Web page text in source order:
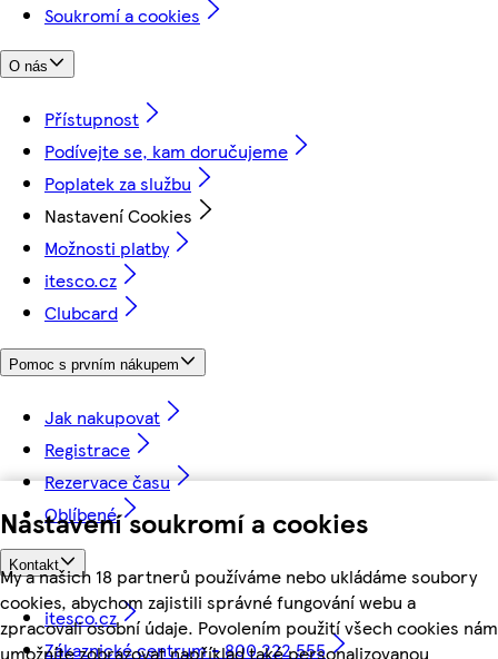
Nastavení soukromí a cookies
My a našich 18 partnerů používáme nebo ukládáme soubory
cookies, abychom zajistili správné fungování webu a
zpracovali osobní údaje. Povolením použití všech cookies nám
umožníte zobrazovat například také personalizovanou
Soukromí a cookies
O nás
Přístupnost
Podívejte se, kam doručujeme
Poplatek za službu
Nastavení Cookies
Možnosti platby
itesco.cz
Clubcard
Pomoc s prvním nákupem
Jak nakupovat
Registrace
Rezervace času
Oblíbené
Kontakt
itesco.cz
Zákaznické centrum - 800 222 555